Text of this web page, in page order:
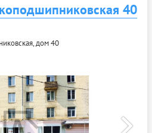
40
дом 40